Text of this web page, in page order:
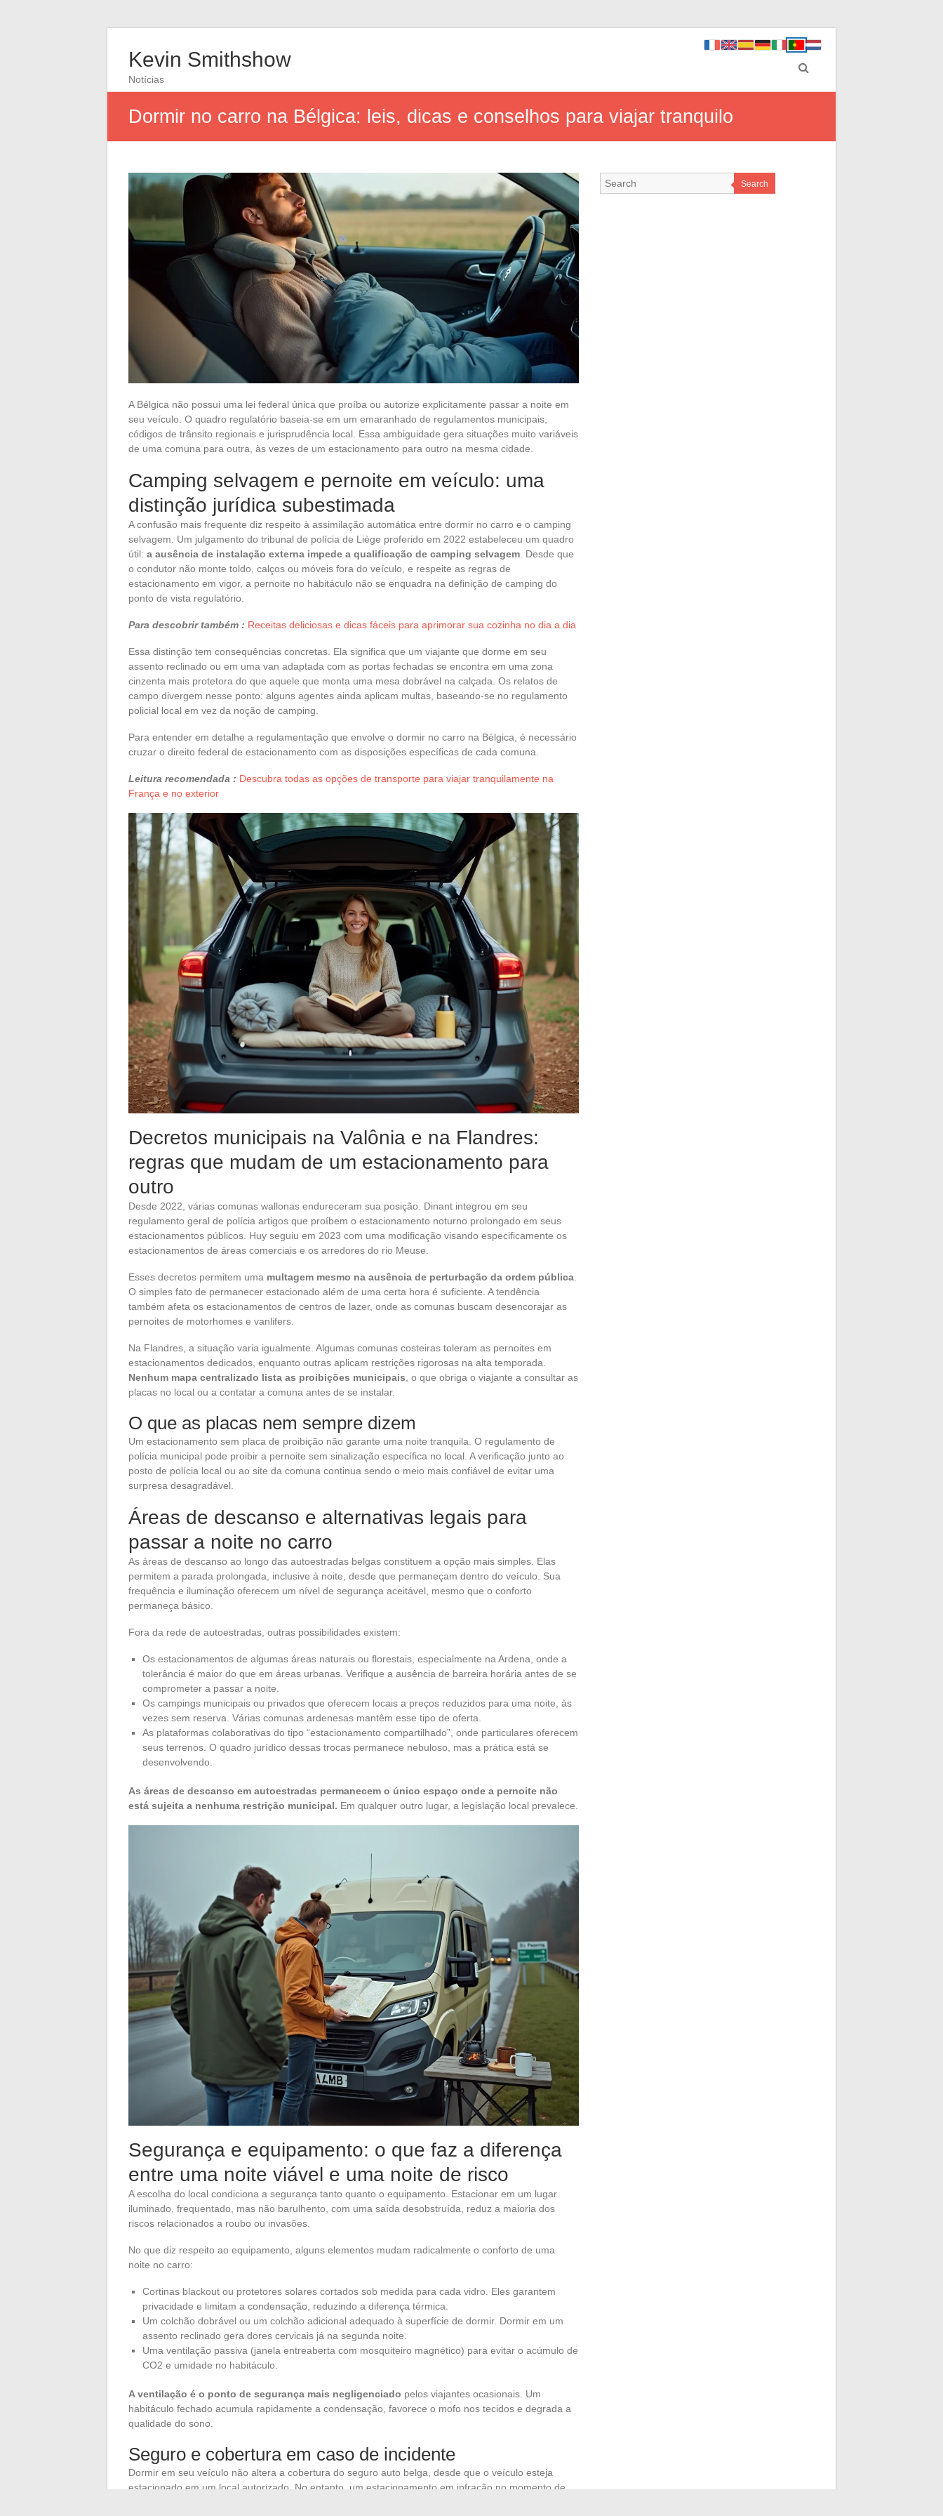
Kevin Smithshow
Notícias
Dormir no carro na Bélgica: leis, dicas e conselhos para viajar tranquilo
A Bélgica não possui uma lei federal única que proíba ou autorize explicitamente passar a noite em
seu veículo. O quadro regulatório baseia-se em um emaranhado de regulamentos municipais,
códigos de trânsito regionais e jurisprudência local. Essa ambiguidade gera situações muito variáveis
de uma comuna para outra, às vezes de um estacionamento para outro na mesma cidade.
Camping selvagem e pernoite em veículo: uma
distinção jurídica subestimada
A confusão mais frequente diz respeito à assimilação automática entre dormir no carro e o camping
selvagem. Um julgamento do tribunal de polícia de Liège proferido em 2022 estabeleceu um quadro
útil: a ausência de instalação externa impede a qualificação de camping selvagem . Desde que
o condutor não monte toldo, calços ou móveis fora do veículo, e respeite as regras de
estacionamento em vigor, a pernoite no habitáculo não se enquadra na definição de camping do
ponto de vista regulatório.
Para descobrir também : Receitas deliciosas e dicas fáceis para aprimorar sua cozinha no dia a dia
Essa distinção tem consequências concretas. Ela significa que um viajante que dorme em seu
assento reclinado ou em uma van adaptada com as portas fechadas se encontra em uma zona
cinzenta mais protetora do que aquele que monta uma mesa dobrável na calçada. Os relatos de
campo divergem nesse ponto: alguns agentes ainda aplicam multas, baseando-se no regulamento
policial local em vez da noção de camping.
Para entender em detalhe a regulamentação que envolve o dormir no carro na Bélgica, é necessário
cruzar o direito federal de estacionamento com as disposições específicas de cada comuna.
Leitura recomendada : Descubra todas as opções de transporte para viajar tranquilamente na
França e no exterior
Decretos municipais na Valônia e na Flandres:
regras que mudam de um estacionamento para
outro
Desde 2022, várias comunas wallonas endureceram sua posição. Dinant integrou em seu
regulamento geral de polícia artigos que proíbem o estacionamento noturno prolongado em seus
estacionamentos públicos. Huy seguiu em 2023 com uma modificação visando especificamente os
estacionamentos de áreas comerciais e os arredores do rio Meuse.
Esses decretos permitem uma multagem mesmo na ausência de perturbação da ordem pública
O simples fato de permanecer estacionado além de uma certa hora é suficiente. A tendência
também afeta os estacionamentos de centros de lazer, onde as comunas buscam desencorajar as
pernoites de motorhomes e vanlifers.
Na Flandres, a situação varia igualmente. Algumas comunas costeiras toleram as pernoites em
estacionamentos dedicados, enquanto outras aplicam restrições rigorosas na alta temporada.
Nenhum mapa centralizado lista as proibições municipais , o que obriga o viajante a consultar as
placas no local ou a contatar a comuna antes de se instalar.
O que as placas nem sempre dizem
Um estacionamento sem placa de proibição não garante uma noite tranquila. O regulamento de
polícia municipal pode proibir a pernoite sem sinalização específica no local. A verificação junto ao
posto de polícia local ou ao site da comuna continua sendo o meio mais confiável de evitar uma
surpresa desagradável.
Áreas de descanso e alternativas legais para
passar a noite no carro
As áreas de descanso ao longo das autoestradas belgas constituem a opção mais simples. Elas
permitem a parada prolongada, inclusive à noite, desde que permaneçam dentro do veículo. Sua
frequência e iluminação oferecem um nível de segurança aceitável, mesmo que o conforto
permaneça básico.
Fora da rede de autoestradas, outras possibilidades existem:
Os estacionamentos de algumas áreas naturais ou florestais, especialmente na Ardena, onde a
tolerância é maior do que em áreas urbanas. Verifique a ausência de barreira horária antes de se
comprometer a passar a noite.
Os campings municipais ou privados que oferecem locais a preços reduzidos para uma noite, às
vezes sem reserva. Várias comunas ardenesas mantêm esse tipo de oferta.
As plataformas colaborativas do tipo “estacionamento compartilhado”, onde particulares oferecem
seus terrenos. O quadro jurídico dessas trocas permanece nebuloso, mas a prática está se
desenvolvendo.
As áreas de descanso em autoestradas permanecem o único espaço onde a pernoite não
está sujeita a nenhuma restrição municipal. Em qualquer outro lugar, a legislação local prevalece.
Segurança e equipamento: o que faz a diferença
entre uma noite viável e uma noite de risco
A escolha do local condiciona a segurança tanto quanto o equipamento. Estacionar em um lugar
iluminado, frequentado, mas não barulhento, com uma saída desobstruída, reduz a maioria dos
riscos relacionados a roubo ou invasões.
No que diz respeito ao equipamento, alguns elementos mudam radicalmente o conforto de uma
noite no carro:
Cortinas blackout ou protetores solares cortados sob medida para cada vidro. Eles garantem
privacidade e limitam a condensação, reduzindo a diferença térmica.
Um colchão dobrável ou um colchão adicional adequado à superfície de dormir. Dormir em um
assento reclinado gera dores cervicais já na segunda noite.
Uma ventilação passiva (janela entreaberta com mosquiteiro magnético) para evitar o acúmulo de
CO2 e umidade no habitáculo.
A ventilação é o ponto de segurança mais negligenciado pelos viajantes ocasionais. Um
habitáculo fechado acumula rapidamente a condensação, favorece o mofo nos tecidos e degrada a
qualidade do sono.
Seguro e cobertura em caso de incidente
Dormir em seu veículo não altera a cobertura do seguro auto belga, desde que o veículo esteja
estacionado em um local autorizado. No entanto, um estacionamento em infração no momento de
Search